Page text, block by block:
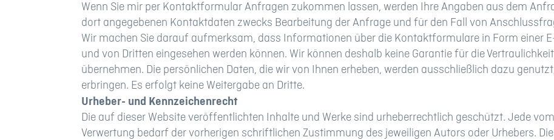
Wenn Sie mir per Kontaktformular Anfragen zukommen lassen, werden Ihre Angaben aus dem
dort angegebenen Kontaktdaten zwecks Bearbeitung der Anfrage und für den Fall von
Wir machen Sie darauf aufmerksam, dass Informationen über die Kontaktformulare in Form einer
und von Dritten eingesehen werden können. Wir können deshalb keine Garantie für die
übernehmen. Die persönlichen Daten, die wir von Ihnen erheben, werden ausschließlich dazu
erbringen. Es erfolgt keine Weitergabe an Dritte.
Urheber- und Kennzeichenrecht
Die auf dieser Website veröffentlichten Inhalte und Werke sind urheberrechtlich geschützt. Jede
Verwertung bedarf der vorherigen schriftlichen Zustimmung des jeweiligen Autors oder Urhebers.